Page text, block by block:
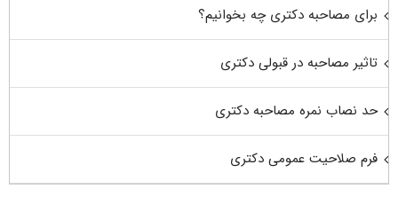
برای مصاحبه دکتری چه بخوانیم؟
تاثیر مصاحبه در قبولی دکتری
حد نصاب نمره مصاحبه دکتری
فرم صلاحیت عمومی دکتری